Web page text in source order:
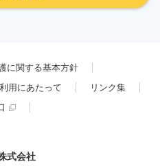
に関する基本方針
用にあたって
リンク集
式会社